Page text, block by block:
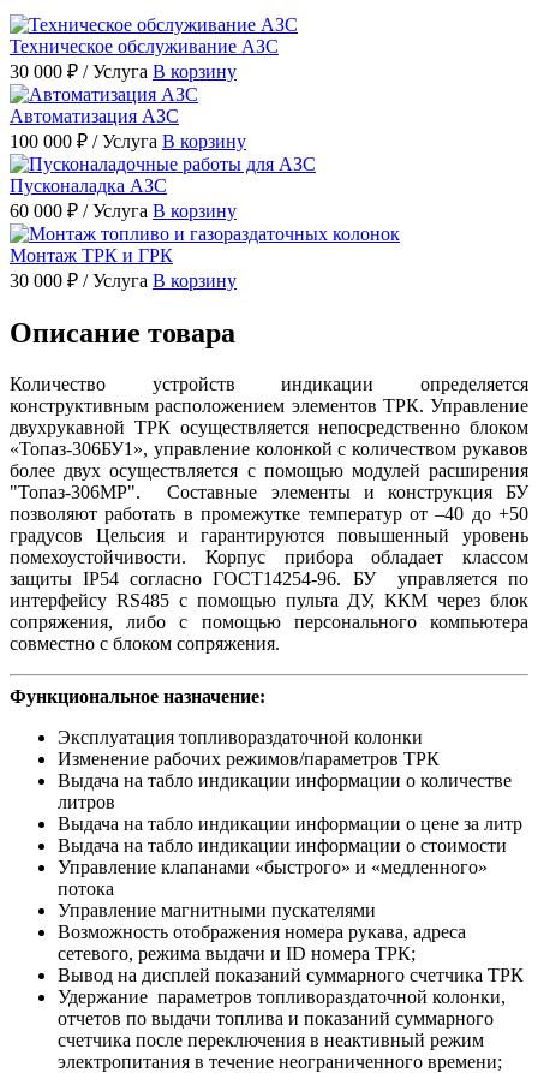
Техническое обслуживание АЗС
30 000 ₽ / Услуга В корзину
Автоматизация АЗС
100 000 ₽ / Услуга В корзину
Пусконаладка АЗС
60 000 ₽ / Услуга В корзину
Монтаж ТРК и ГРК
30 000 ₽ / Услуга В корзину
Описание товара
Количество устройств индикации определяется
конструктивным расположением элементов ТРК. Управление
двухрукавной ТРК осуществляется непосредственно блоком
«Топаз-306БУ1», управление колонкой с количеством рукавов
более двух осуществляется с помощью модулей расширения
"Топаз-306МР". Составные элементы и конструкция БУ
позволяют работать в промежутке температур от –40 до +50
градусов Цельсия и гарантируются повышенный уровень
помехоустойчивости. Корпус прибора обладает классом
защиты IP54 согласно ГОСТ14254-96. БУ управляется по
интерфейсу RS485 с помощью пульта ДУ, ККМ через блок
сопряжения, либо с помощью персонального компьютера
совместно с блоком сопряжения.
Функциональное назначение:
Эксплуатация топливораздаточной колонки
Изменение рабочих режимов/параметров ТРК
Выдача на табло индикации информации о количестве
литров
Выдача на табло индикации информации о цене за литр
Выдача на табло индикации информации о стоимости
Управление клапанами «быстрого» и «медленного»
потока
Управление магнитными пускателями
Возможность отображения номера рукава, адреса
сетевого, режима выдачи и ID номера ТРК;
Вывод на дисплей показаний суммарного счетчика ТРК
Удержание параметров топливораздаточной колонки,
отчетов по выдачи топлива и показаний суммарного
счетчика после переключения в неактивный режим
электропитания в течение неограниченного времени;